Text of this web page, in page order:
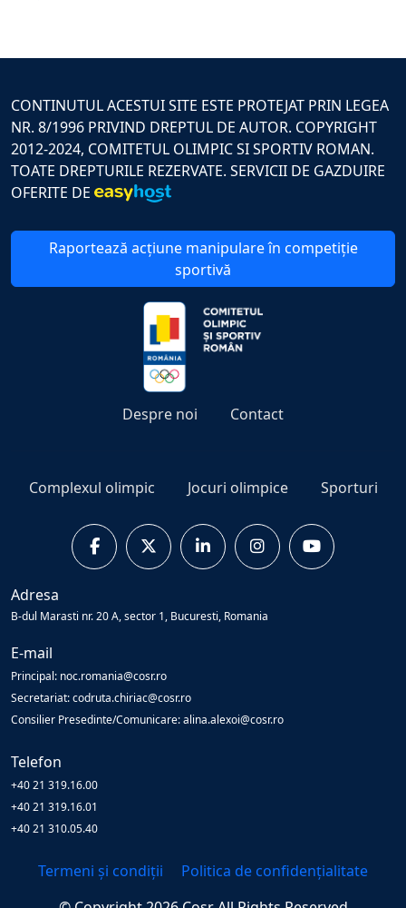
CONTINUTUL ACESTUI SITE ESTE PROTEJAT PRIN LEGEA
NR. 8/1996 PRIVIND DREPTUL DE AUTOR. COPYRIGHT
2012-2024, COMITETUL OLIMPIC SI SPORTIV ROMAN.
TOATE DREPTURILE REZERVATE. SERVICII DE GAZDUIRE
OFERITE DE
Raportează acțiune manipulare în competiție
sportivă
Despre noi Contact
Complexul olimpic Jocuri olimpice Sporturi
Adresa
B-dul Marasti nr. 20 A, sector 1, Bucuresti, Romania
E-mail
Principal: noc.romania@cosr.ro
Secretariat: codruta.chiriac@cosr.ro
Consilier Presedinte/Comunicare: alina.alexoi@cosr.ro
Telefon
+40 21 319.16.00
+40 21 319.16.01
+40 21 310.05.40
Termeni și condiții
Politica de confidențialitate